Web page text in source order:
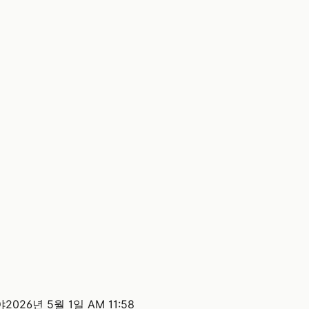
2026년 5월 1일 AM 11:58